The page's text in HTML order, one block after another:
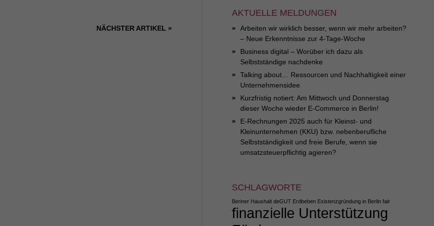
NÄCHSTER ARTIKEL »
AKTUELLE MELDUNGEN
Arbeiten wir wirklich besser, wenn wir mehr arbeiten?
– Neue Erkenntnisse zur 4-Tage-Woche
Business digital – Worüber ich dazu als
Selbstständige nachdenke
Talking about… Ressourcen und Nachhaltigkeit einer
Unternehmensidee
Kurzfristig notiert: Am Mittwoch und Donnerstag
dieser Woche wieder E-Commerce in Berlin!
E-Rechnungen 2025 auch für Kleinst- und
Kleinunternehmen (KKU) bzw. nebenberufliche
Selbstständigkeit und freie Berufe, wenn sie
umsatzsteuerpflichtig agieren?
SCHLAGWORTE
Beriner Haushalt deGUT Erdbeben Existenzgründung in Berlin fair
finanzielle Unterstützung